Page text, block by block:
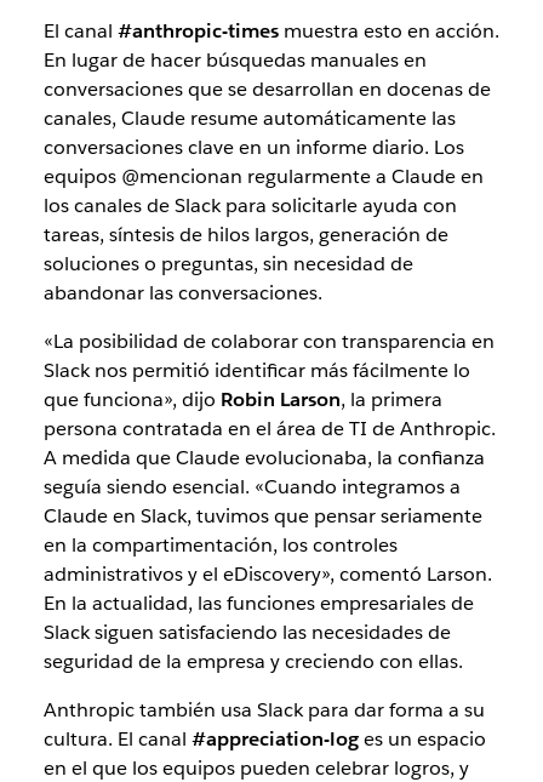
El canal #anthropic-timesmuestra esto en acción.
En lugar de hacer búsquedas manuales en
conversaciones que se desarrollan en docenas de
canales, Claude resume automáticamente las
conversaciones clave en un informe diario. Los
equipos @mencionan regularmente a Claude en
los canales de Slack para solicitarle ayuda con
tareas, síntesis de hilos largos, generación de
soluciones o preguntas, sin necesidad de
abandonar las conversaciones.
«La posibilidad de colaborar con transparencia en
Slack nos permitió identificar más fácilmente lo
que funciona», dijo Robin Larson, la primera
persona contratada en el área de TI de Anthropic.
A medida que Claude evolucionaba, la confianza
seguía siendo esencial. «Cuando integramos a
Claude en Slack, tuvimos que pensar seriamente
en la compartimentación, los controles
administrativos y el eDiscovery», comentó Larson.
En la actualidad, las funciones empresariales de
Slack siguen satisfaciendo las necesidades de
seguridad de la empresa y creciendo con ellas.
Anthropic también usa Slack para dar forma a su
cultura. El canal #appreciation-loges un espacio
en el que los equipos pueden celebrar logros, y